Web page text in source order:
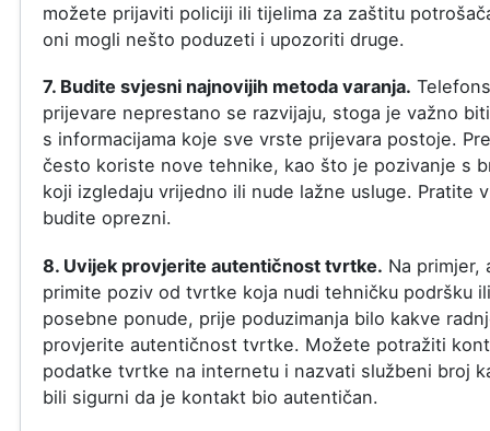
možete prijaviti policiji ili tijelima za zaštitu
oni mogli nešto poduzeti i upozoriti druge.
7. Budite svjesni najnovijih metoda varanja.
prijevare neprestano se razvijaju, stoga je važno
s informacijama koje sve vrste prijevara postoje.
često koriste nove tehnike, kao što je pozivanje s
koji izgledaju vrijedno ili nude lažne usluge. Pratite
budite oprezni.
8. Uvijek provjerite autentičnost tvrtke. Na primjer,
primite poziv od tvrtke koja nudi tehničku podršku ili
posebne ponude, prije poduzimanja bilo kakve
provjerite autentičnost tvrtke. Možete potražiti
podatke tvrtke na internetu i nazvati službeni broj
bili sigurni da je kontakt bio autentičan.